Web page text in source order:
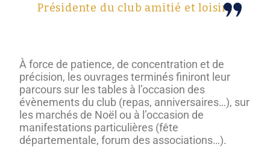
Présidente du club amitié et loisirs
À force de patience, de concentration et de
précision, les ouvrages terminés finiront leur
parcours sur les tables à l’occasion des
évènements du club (repas, anniversaires…), sur
les marchés de Noël ou à l’occasion de
manifestations particulières (fête
départementale, forum des associations…).